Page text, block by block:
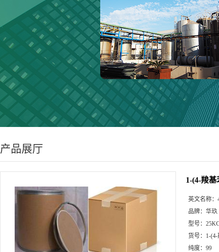
产品展厅
1-(4-羧基
英文名称：
品牌： 华玖
型号：
货号： 1-
纯度： 99